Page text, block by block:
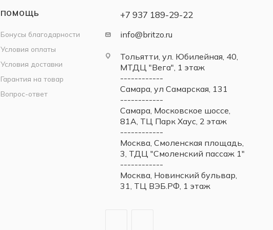
ПОМОЩЬ
Бонусы благодарности
Условия оплаты
Условия доставки
Гарантия на товар
Вопрос-ответ
+7 937 189-29-22
info@britzo.ru
Тольятти, ул. Юбилейная, 40,
МТДЦ "Вега", 1 этаж
------------
Самара, ул Самарская, 131
------------
Самара, Московское шоссе,
81А, ТЦ Парк Хаус, 2 этаж
------------
Москва, Смоленская площадь,
3, ТДЦ "Смоленский пассаж 1"
------------
Москва, Новинский бульвар,
31, ТЦ ВЭБ.РФ, 1 этаж